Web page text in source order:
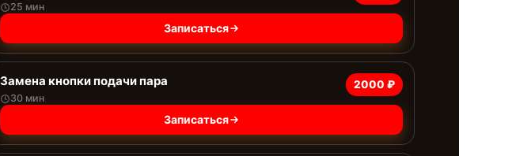
25 мин
Записаться
Замена кнопки подачи пара
30 мин
2000 ₽
Записаться